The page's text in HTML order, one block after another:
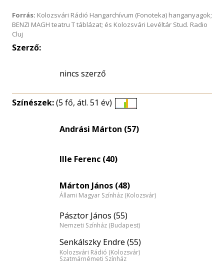
Forrás: Kolozsvári Rádió Hangarchívum (Fonoteka) hanganyagok;
BENZI MAGH teatru T táblázat; és Kolozsvári Levéltár Stud. Radio
Cluj
Szerző:
nincs szerző
Színészek:(5 fő, átl. 51 év)
eloszlás
Andrási Márton (57)
Ille Ferenc (40)
Márton János (48)
Állami Magyar Színház (Kolozsvár)
Pásztor János (55)
Nemzeti Színház (Budapest)
Senkálszky Endre (55)
Kolozsvári Rádió (Kolozsvár)
Szatmárnémeti Színház